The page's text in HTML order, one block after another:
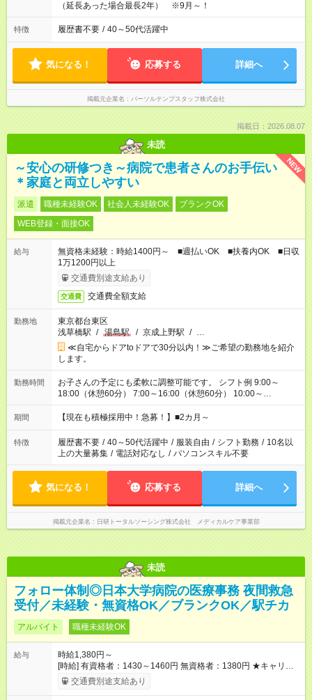
（延長あった場合最長2年） ※9月～！
特徴 履歴書不要 / 40～50代活躍中
気になる！ 応募する 詳細へ
掲載元企業名 パーソルテンプスタッフ株式会社
掲載日：2026.08.07
未読
NEW
～安心の研修つき～病院で患者さんのお手伝い
＊家庭と両立しやすい
派遣 職種未経験OK 社会人未経験OK
ブランクOK
WEB登録・面接OK
給与
無資格未経験：時給1400円～ ■週払いOK ■扶養内OK ■日収
1万1200円以上
交通費別途支給あり
交通費 交通費全額支給
勤務地
東京都台東区
浅草橋駅 / 湯島駅 / 京成上野駅 / …
≪自宅からドアtoドアで30分以内！≫ご希望の勤務地を紹介
します。
勤務時間
お子さんの予定にも柔軟に調整可能です。 シフト例 9:00～
18:00（休憩60分） 7:00～16:00（休憩60分） 10:00～
19:00（休憩60分） ※Wワーク希望の方へ 今ご覧のお仕事で希
望する勤務時間と、もう1つのお仕事の勤務時間の合計が 週40
期間 【現在も積極採用中！急募！】■2カ月～
特徴 履歴書不要 / 40～50代活躍中 / 服装自由 / シフト勤務 / 10名以
上の大量募集 / 電話対応なし / パソコンスキル不要
気になる！ 応募する 詳細へ
掲載元企業名 日研トータルソーシング株式会社 メディカルケア事業部
未読
フォロー体制◎日本大学病院の医療事務 夜間救急
受付／未経験・無資格OK／ブランクOK／駅チカ
アルバイト 職種未経験OK
給与
時給1,380円～
[時給] 有資格者：1430～1460円 無資格者：1380円 ★キャリア
アップ制度あり 進級により給与がアップします！ 【試用期間】
試用期間あり 試用期間の長さ：3ヶ月 雇用形態、給与は本採用
交通費別途支給あり